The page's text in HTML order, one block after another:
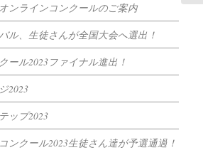
ンラインコンクールのご案内
ル、生徒さんが全国大会へ選出！
ール2023ファイナル進出！
2023
ップ2023
ンクール2023生徒さん達が予選通過！